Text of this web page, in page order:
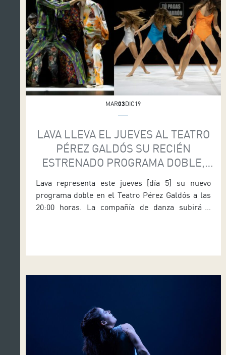
MAR03DIC19
LAVA LLEVA EL JUEVES AL TEATRO
PÉREZ GALDÓS SU RECIÉN
ESTRENADO PROGRAMA DOBLE,
‘YALACHA’ Y ‘HUSH’
Lava representa este jueves [día 5] su nuevo
programa doble en el Teatro Pérez Galdós a las
20:00 horas. La compañía de danza subirá a
coreógrafos de proyección internacional: Yalacha,